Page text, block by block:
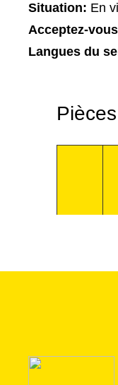
Situation: En
Acceptez-
Langues du
Pièces